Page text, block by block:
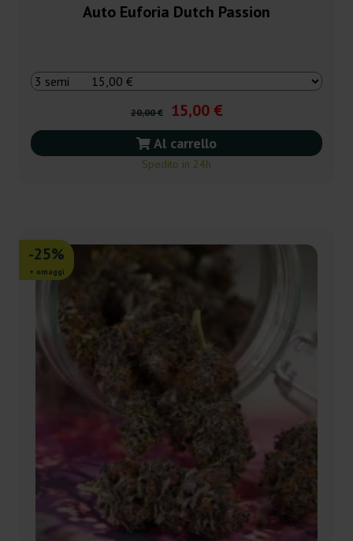
Auto Euforia Dutch Passion
20,00 € 15,00 €
Al carrello
Spedito in 24h
-25%
+ omaggi